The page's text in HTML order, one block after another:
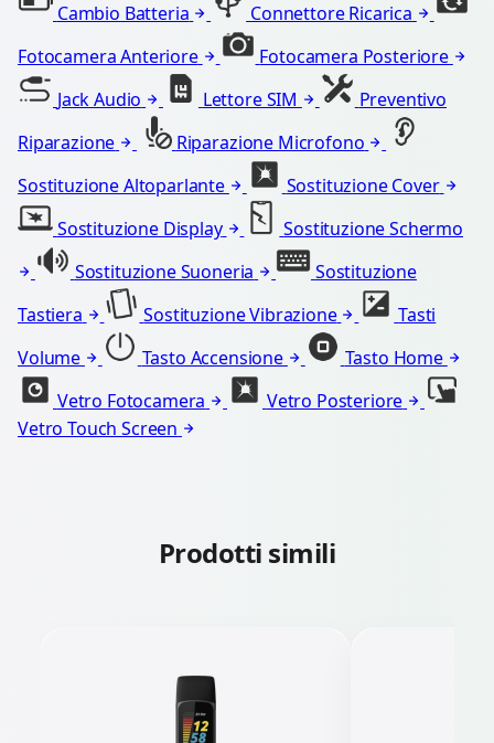
Cambio Batteria
Connettore Ricarica
Fotocamera Anteriore
Fotocamera Posteriore
Jack Audio
Lettore SIM
Preventivo
Riparazione
Riparazione Microfono
Sostituzione Altoparlante
Sostituzione Cover
Sostituzione Display
Sostituzione Schermo
Sostituzione Suoneria
Sostituzione
Tastiera
Sostituzione Vibrazione
Tasti
Volume
Tasto Accensione
Tasto Home
Vetro Fotocamera
Vetro Posteriore
Vetro Touch Screen
Prodotti simili